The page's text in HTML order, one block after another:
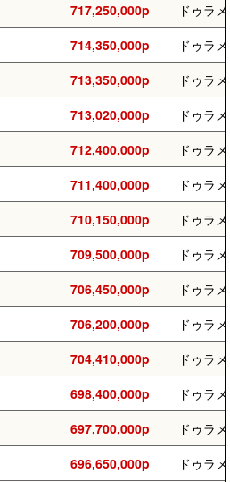
717,250,000p
ドゥラ
714,350,000p
ドゥラ
713,350,000p
ドゥラ
713,020,000p
ドゥラ
712,400,000p
ドゥラ
711,400,000p
ドゥラ
710,150,000p
ドゥラ
709,500,000p
ドゥラ
706,450,000p
ドゥラ
706,200,000p
ドゥラ
704,410,000p
ドゥラ
698,400,000p
ドゥラ
697,700,000p
ドゥラ
696,650,000p ドゥラ